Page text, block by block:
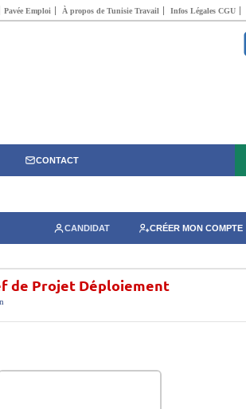
Pavée Emploi À propos de Tunisie Travail Infos Légales CGU
CONTACT
CANDIDAT CRÉER MON COMPTE
de Projet Déploiement